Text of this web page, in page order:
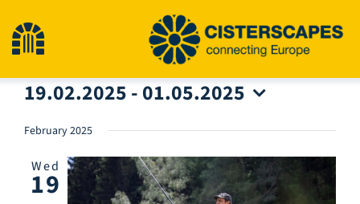
content
Toggle
Navigation
Home
Cultural Heritage Sites
19.02.2025 - 01.05.2025
date.
February 2025
Wed
19